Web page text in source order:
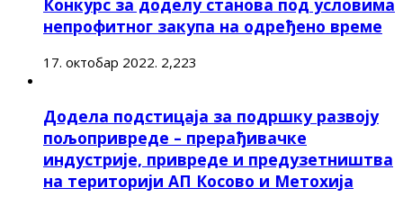
Конкурс за доделу станова под условима
непрофитног закупа на одређено време
17. октобар 2022. 2,223
Додела подстицаја за подршку развоју
пољопривреде – прерађивачке
индустрије, привреде и предузетништва
на територији АП Косово и Метохија